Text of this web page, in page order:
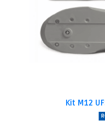
Kit M12